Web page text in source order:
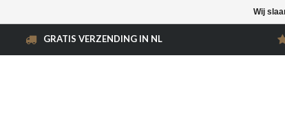
GRATIS VERZENDING IN NL
Wij